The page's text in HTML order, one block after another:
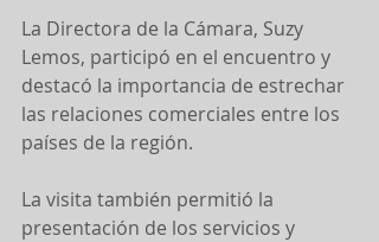
La Directora de la Cámara, Suzy
Lemos, participó en el encuentro y
destacó la importancia de estrechar
las relaciones comerciales entre los
países de la región.
La visita también permitió la
presentación de los servicios y